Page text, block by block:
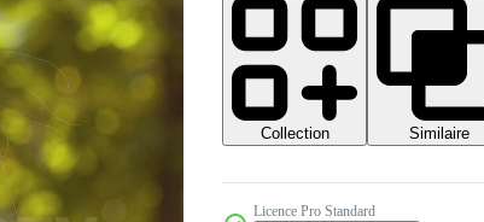
Collection
Similaire
Licence Pro Standard